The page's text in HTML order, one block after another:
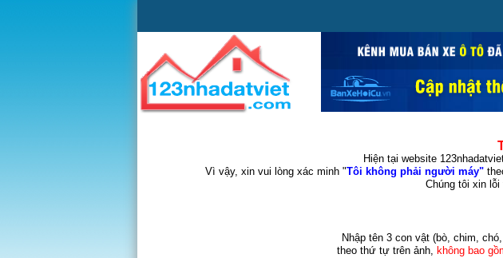
Hiện tại website
Vì vậy, xin vui lòng xác minh "Tôi không phải người máy"
Chúng tôi xin
Nhập tên 3 con vật (bò, chim,
theo thứ tự trên ảnh, không bao